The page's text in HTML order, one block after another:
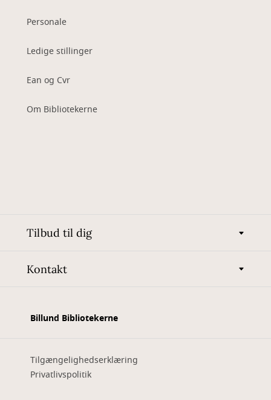
Personale
Ledige stillinger
Ean og Cvr
Om Bibliotekerne
Tilbud til dig
Kontakt
Billund Bibliotekerne
Tilgængelighedserklæring
Privatlivspolitik